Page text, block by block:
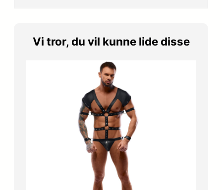
Vi tror, du vil kunne lide disse